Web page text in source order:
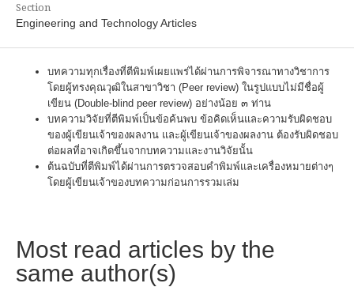
Section
Engineering and Technology Articles
บทความทุกเรื่องที่ตีพิมพ์เผยแพร่ได้ผ่านการพิจารณาทางวิชาการ
โดยผู้ทรงคุณวุฒิในสาขาวิชา (Peer review) ในรูปแบบไม่มีชื่อผู้
เขียน (Double-blind peer review) อย่างน้อย ๓ ท่าน
บทความวิจัยที่ตีพิมพ์เป็นข้อค้นพบ ข้อคิดเห็นและความรับผิดชอบ
ของผู้เขียนเจ้าของผลงาน และผู้เขียนเจ้าของผลงาน ต้องรับผิดชอบ
ต่อผลที่อาจเกิดขึ้นจากบทความและงานวิจัยนั้น
ต้นฉบับที่ตีพิมพ์ได้ผ่านการตรวจสอบคำพิมพ์และเครื่องหมายต่างๆ
โดยผู้เขียนเจ้าของบทความก่อนการรวมเล่ม
Most read articles by the
same author(s)